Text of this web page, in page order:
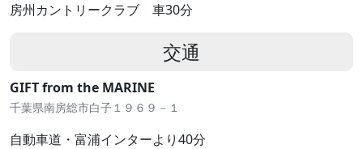
房州カントリークラブ 車30分
交通
GIFT from the MARINE
千葉県南房総市白子１９６９－１
自動車道・富浦インターより40分